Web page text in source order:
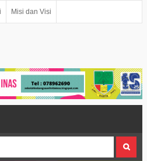
Misi dan Visi